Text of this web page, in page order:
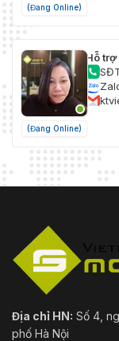
(Đang Online)
(Đang Online)
Hỗ trợ
Địa chỉ HN: Số 4,
phố Hà Nội